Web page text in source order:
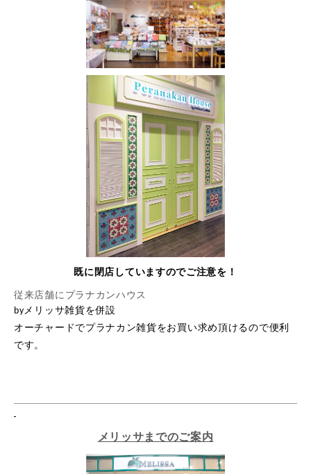
既に閉店していますのでご注意を！
従来店舗にプラナカンハウス
byメリッサ雑貨を併設
オーチャードでプラナカン雑貨をお買い求め頂けるので便利
です。
メリッサまでのご案内